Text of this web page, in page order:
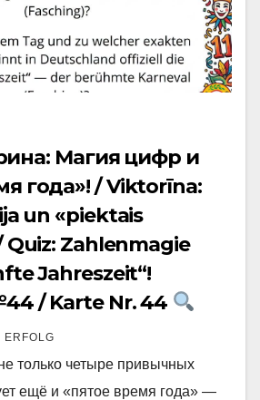
Магия цифр и
года»! / Viktorīna:
un «piektais
Quiz: Zahlenmagie
Jahreszeit“!
/ Karte Nr. 44
ERFOLG
только четыре привычных
ещё и «пятое время года» —